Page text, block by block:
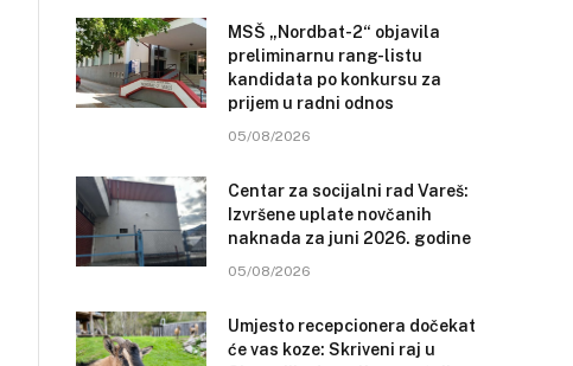
MSŠ „Nordbat-2“ objavila
preliminarnu rang-listu
kandidata po konkursu za
prijem u radni odnos
05/08/2026
Centar za socijalni rad Vareš:
Izvršene uplate novčanih
naknada za juni 2026. godine
05/08/2026
Umjesto recepcionera dočekat
će vas koze: Skriveni raj u